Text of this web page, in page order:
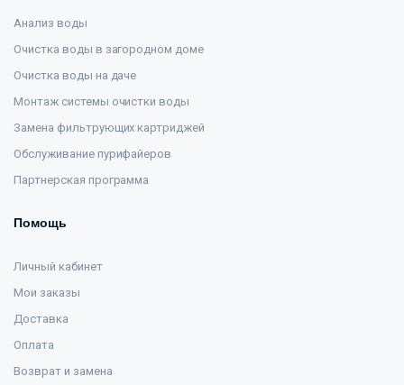
Анализ воды
Очистка воды в загородном доме
Очистка воды на даче
Монтаж системы очистки воды
Замена фильтрующих картриджей
Обслуживание пурифайеров
Партнерская программа
Помощь
Личный кабинет
Мои заказы
Доставка
Оплата
Возврат и замена